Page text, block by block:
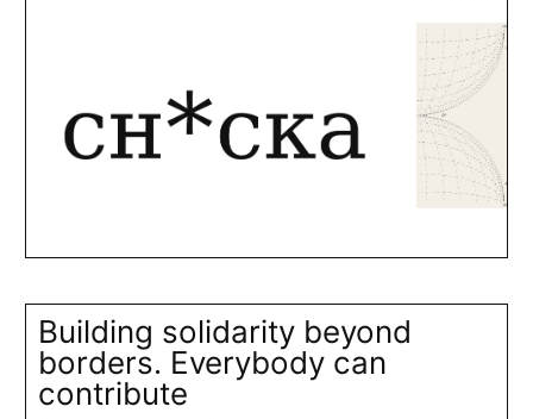
Building solidarity beyond
borders. Everybody can
contribute